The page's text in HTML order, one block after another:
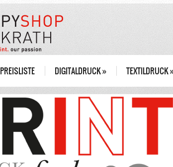
PREISLISTE DIGITALDRUCK» TEXTILDRUCK